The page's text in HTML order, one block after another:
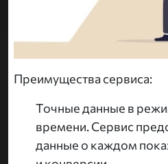
Преимущества сервиса:
Точные данные в
времени. Сервис
данные о каждом